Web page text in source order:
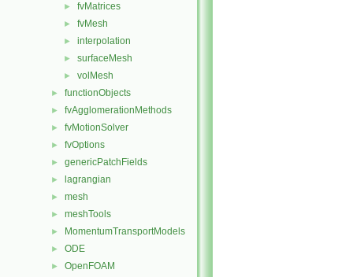
► fvMatrices
► fvMesh
► interpolation
► surfaceMesh
► volMesh
► functionObjects
► fvAgglomerationMethods
► fvMotionSolver
► fvOptions
► genericPatchFields
► lagrangian
► mesh
► meshTools
► MomentumTransportModels
► ODE
► OpenFOAM